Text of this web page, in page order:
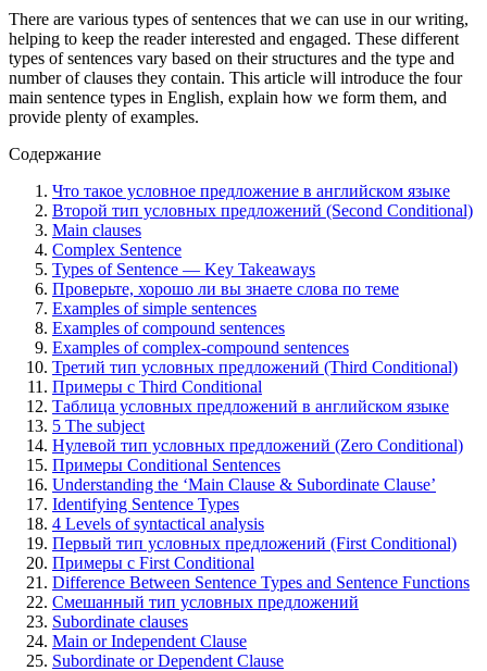
There are various types of sentences that we can use in our writing,
helping to keep the reader interested and engaged. These different
types of sentences vary based on their structures and the type and
number of clauses they contain. This article will introduce the four
main sentence types in English, explain how we form them, and
provide plenty of examples.
Содержание
Что такое условное предложение в английском языке
Второй тип условных предложений (Second Conditional)
Main clauses
Complex Sentence
Types of Sentence — Key Takeaways
Проверьте, хорошо ли вы знаете слова по теме
Examples of simple sentences
Examples of compound sentences
Examples of complex-compound sentences
Третий тип условных предложений (Third Conditional)
Примеры с Third Conditional
Таблица условных предложений в английском языке
5 The subject
Нулевой тип условных предложений (Zero Conditional)
Примеры Conditional Sentences
Understanding the ‘Main Clause & Subordinate Clause’
Identifying Sentence Types
4 Levels of syntactical analysis
Первый тип условных предложений (First Conditional)
Примеры с First Conditional
Difference Between Sentence Types and Sentence Functions
Смешанный тип условных предложений
Subordinate clauses
Main or Independent Clause
Subordinate or Dependent Clause